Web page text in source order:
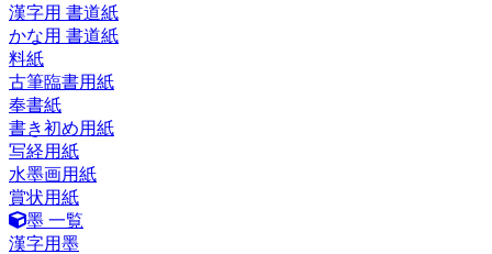
漢字用 書道紙
かな用 書道紙
料紙
古筆臨書用紙
奉書紙
書き初め用紙
写経用紙
水墨画用紙
賞状用紙
墨 一覧
漢字用墨